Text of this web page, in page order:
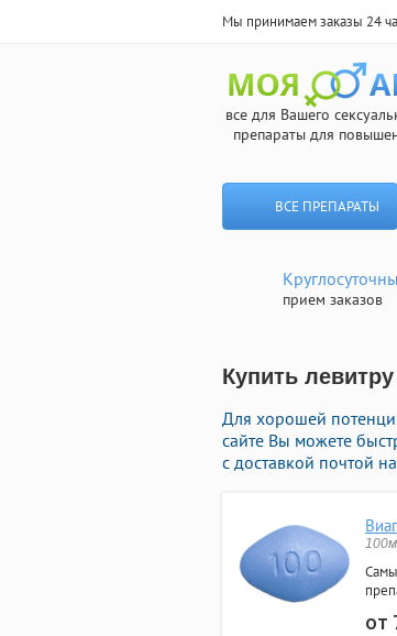
Мы принимаем заказы 24
все для Вашего
препараты для
ВСЕ ПРЕПАРАТЫ
прием заказов
Купить
Для хорошей
сайте Вы можете
с доставкой почтой
от